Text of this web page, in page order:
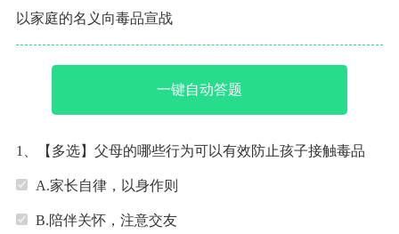
以家庭的名义向毒品宣战
一键自动答题
1、【多选】父母的哪些行为可以有效防止孩子接触毒品
A.家长自律，以身作则
B.陪伴关怀，注意交友